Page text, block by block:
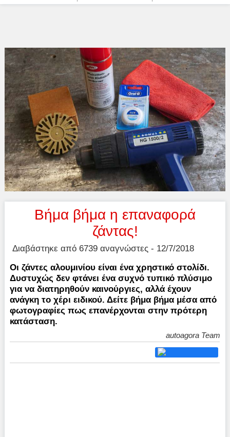
Βήμα βήμα η επαναφορά
ζάντας!
Διαβάστηκε από 6739 αναγνώστες - 12/7/2018
Οι ζάντες αλουμινίου είναι ένα χρηστικό στολίδι.
Δυστυχώς δεν φτάνει ένα συχνό τυπικό πλύσιμο
για να διατηρηθούν καινούργιες, αλλά έχουν
ανάγκη το χέρι ειδικού. Δείτε βήμα βήμα μέσα από
φωτογραφίες πως επανέρχονται στην πρότερη
κατάσταση.
autoagora Team